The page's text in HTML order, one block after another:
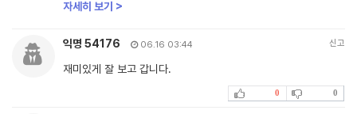
자세히 보기 >
익명 54176 06.16 03:44 신고
재미있게 잘 보고 갑니다.
0 0